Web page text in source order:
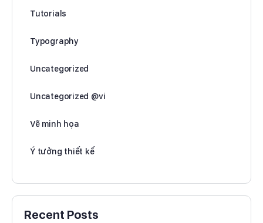
Tutorials
Typography
Uncategorized
Uncategorized @vi
Vẽ minh họa
Ý tưởng thiết kế
Recent Posts